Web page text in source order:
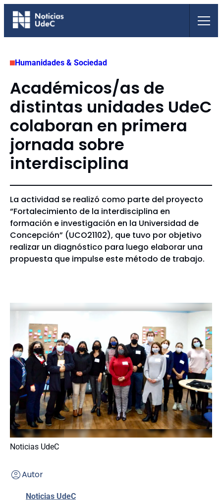
Saltar
Humanidades & Sociedad
Académicos/as de
distintas unidades UdeC
colaboran en primera
jornada sobre
interdisciplina
La actividad se realizó como parte del proyecto
“Fortalecimiento de la interdisciplina en
formación e investigación en la Universidad de
Concepción” (UCO21102), que tuvo por objetivo
realizar un diagnóstico para luego elaborar una
propuesta que impulse este método de trabajo.
Noticias UdeC
Autor
Noticias UdeC